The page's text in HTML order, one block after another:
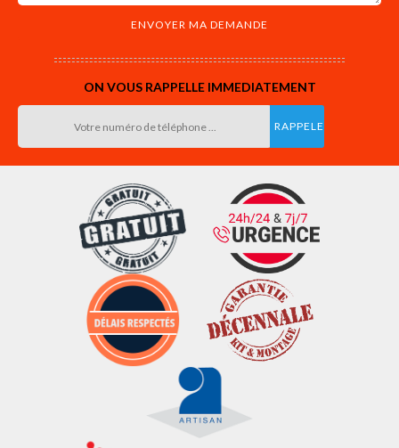
ON VOUS RAPPELLE IMMEDIATEMENT